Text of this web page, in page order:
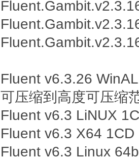
Fluent v6.3.26
可压缩到高度可压缩
Fluent v6.3 LiNUX
Fluent v6.3 X64 1CD
Fluent v6.3 Linux